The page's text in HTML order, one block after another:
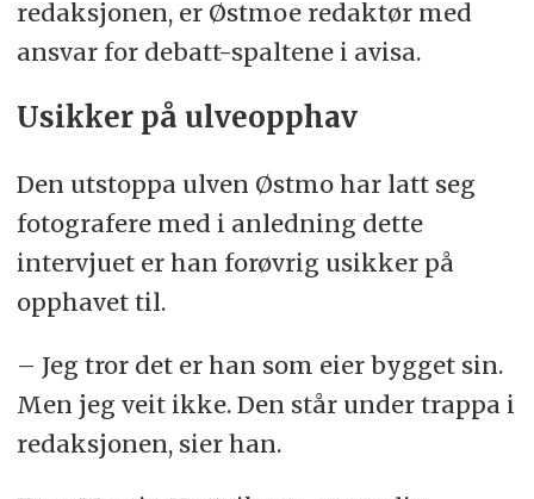
redaksjonen, er Østmoe redaktør med
ansvar for debatt-spaltene i avisa.
Usikker på ulveopphav
Den utstoppa ulven Østmo har latt seg
fotografere med i anledning dette
intervjuet er han forøvrig usikker på
opphavet til.
– Jeg tror det er han som eier bygget sin.
Men jeg veit ikke. Den står under trappa i
redaksjonen, sier han.